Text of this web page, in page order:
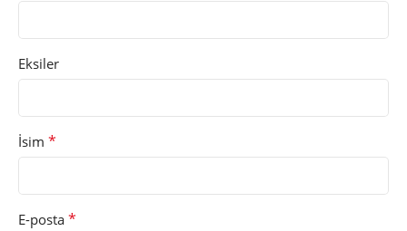
Eksiler
İsim *
E-posta *